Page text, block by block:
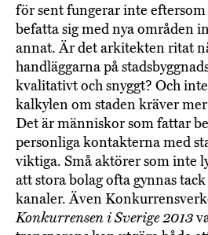
för sent fungerar inte
befatta sig med nya områden
annat. Är det arkitekten ritat
handläggarna på
kvalitativt och snyggt? Och
kalkylen om staden kräver
Det är människor som fattar
personliga kontakterna med
viktiga. Små aktörer som inte
att stora bolag ofta gynnas
kanaler. Även
Konkurrensen i Sverige 2013